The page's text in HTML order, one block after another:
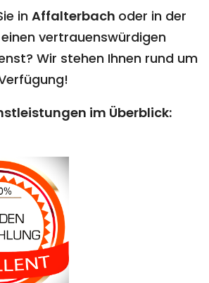
in Affalterbach oder in der
vertrauenswürdigen
Wir stehen Ihnen rund um
im Überblick: